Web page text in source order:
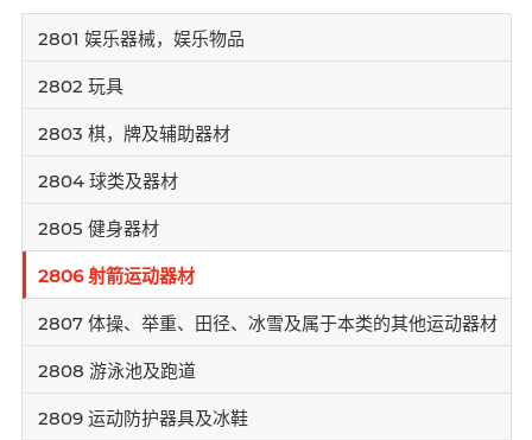
2801 娱乐器械，娱乐物品
2802 玩具
2803 棋，牌及辅助器材
2804 球类及器材
2805 健身器材
2806 射箭运动器材
2807 体操、举重、田径、冰雪及属于本类的其他运动器材
2808 游泳池及跑道
2809 运动防护器具及冰鞋